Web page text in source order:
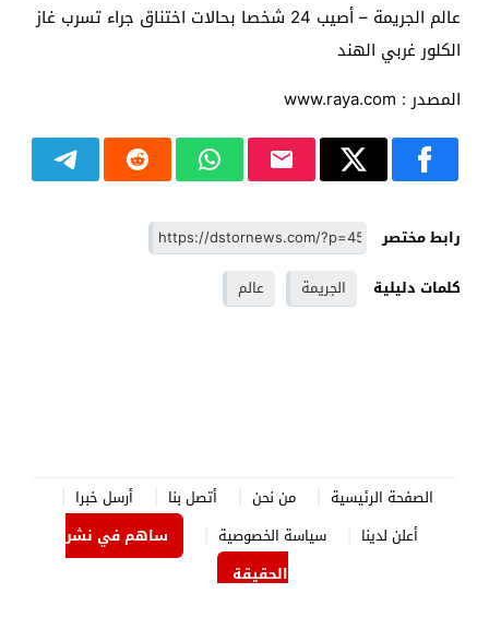
عالم الجريمة – أصيب 24 شخصا بحالات اختناق جراء تسرب غاز
الكلور غربي الهند
المصدر : www.raya.com
رابط مختصر
كلمات دليلية
الجريمة عالم
الصفحة الرئيسية من نحن أتصل بنا
أرسل خبرا
أعلن لدينا
سياسة الخصوصية
ساهم في نشر
الحقيقة